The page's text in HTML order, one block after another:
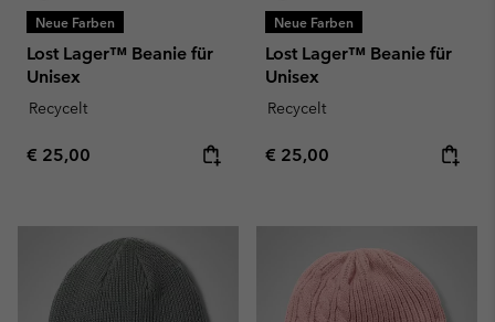
Neue Farben
Lost Lager™ Beanie für
Unisex
Recycelt
Regular price:
€ 25,00
Neue Farben
Lost Lager™ Beanie für
Unisex
Recycelt
Regular price:
€ 25,00